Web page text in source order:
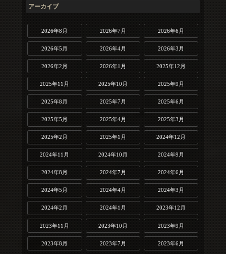
アーカイブ
2026年8月 2026年7月 2026年6月
2026年5月 2026年4月 2026年3月
2026年2月 2026年1月 2025年12月
2025年11月 2025年10月 2025年9月
2025年8月 2025年7月 2025年6月
2025年5月 2025年4月 2025年3月
2025年2月 2025年1月 2024年12月
2024年11月 2024年10月 2024年9月
2024年8月 2024年7月 2024年6月
2024年5月 2024年4月 2024年3月
2024年2月 2024年1月 2023年12月
2023年11月 2023年10月 2023年9月
2023年8月 2023年7月 2023年6月